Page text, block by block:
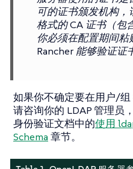
可的证书颁发机构，
格式的 CA 证书（包
你必须在配置期间粘
Rancher 能够验证证
如果你不确定要在用户/组
请咨询你的 LDAP 管理员
身份验证文档中的使用
Schema 章节。